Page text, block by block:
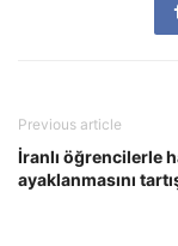
Previous article
İranlı öğrencilerle
ayaklanmasını